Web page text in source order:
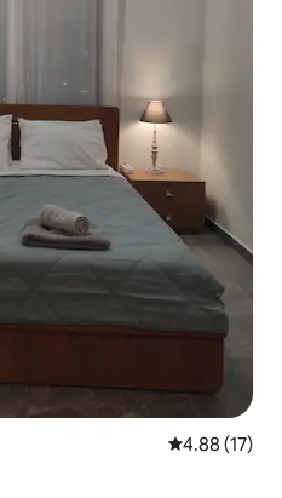
평점 4.88점
4.88 (17)